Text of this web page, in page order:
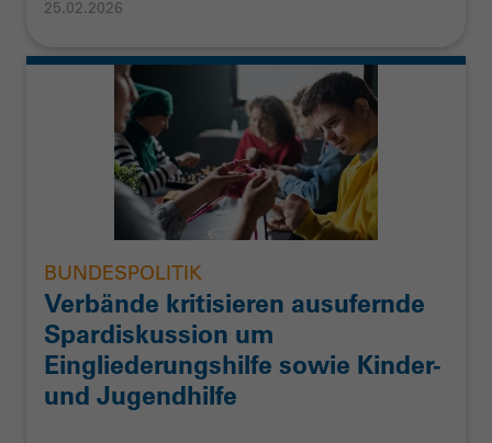
25.02.2026
BUNDESPOLITIK
Verbände kritisieren ausufernde
Spardiskussion um
Eingliederungshilfe sowie Kinder-
und Jugendhilfe